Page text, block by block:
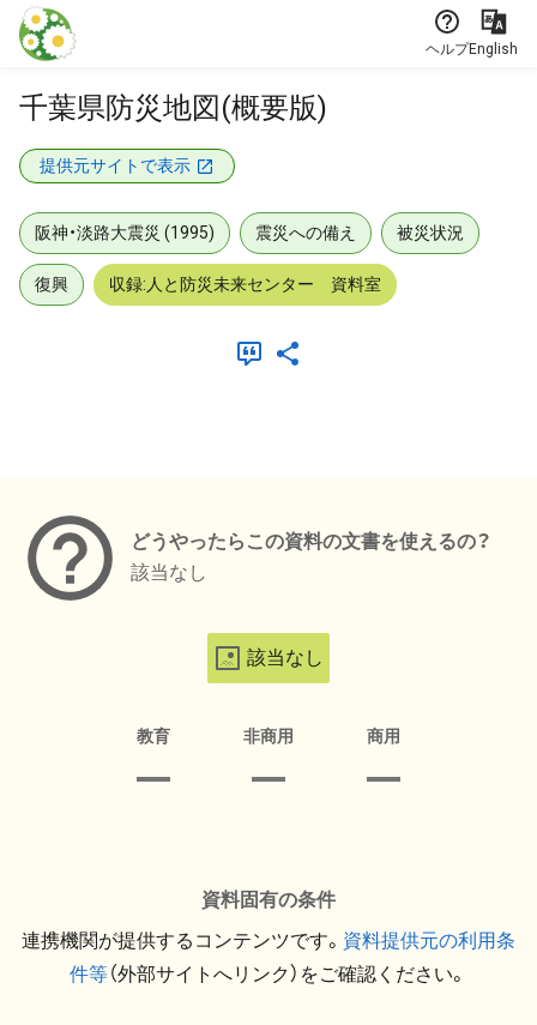
本文に飛ぶ
ヘルプEnglish
千葉県防災地図(概要版)
提供元サイトで表示
阪神・淡路大震災 (1995) 震災への備え 被災状況
復興 収録:人と防災未来センター 資料室
どうやったらこの資料の文書を使えるの？
該当なし
該当なし
教育 非商用 商用
資料固有の条件
連携機関が提供するコンテンツです。 資料提供元の利用条
件等（外部サイトへリンク）をご確認ください。